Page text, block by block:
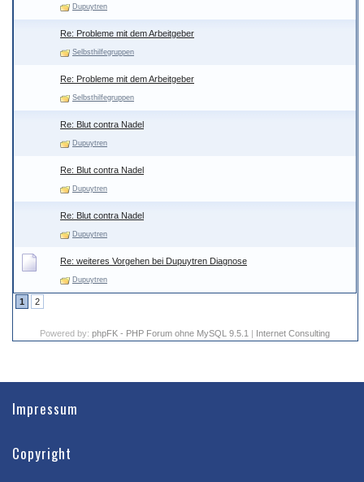
Dupuytren
Re: Probleme mit dem Arbeitgeber
Selbsthilfegruppen
Re: Probleme mit dem Arbeitgeber
Selbsthilfegruppen
Re: Blut contra Nadel
Dupuytren
Re: Blut contra Nadel
Dupuytren
Re: Blut contra Nadel
Dupuytren
Re: weiteres Vorgehen bei Dupuytren Diagnose
Dupuytren
1 2
Powered by:phpFK - PHP Forum ohne MySQL 9.5.1 | Internet Consulting
Impressum
Copyright